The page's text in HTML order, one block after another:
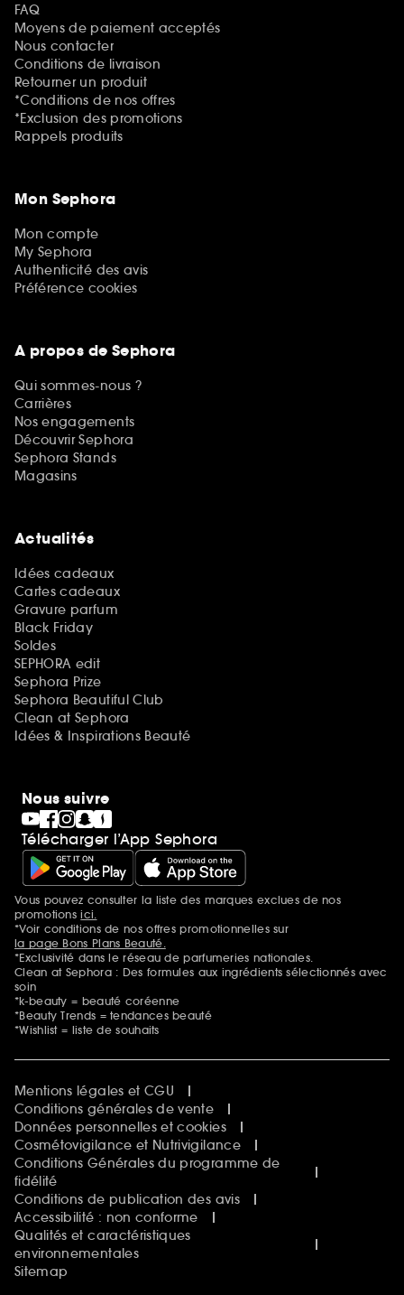
FAQ
Moyens de paiement acceptés
Nous contacter
Conditions de livraison
Retourner un produit
*Conditions de nos offres
*Exclusion des promotions
Rappels produits
Mon Sephora
Mon compte
My Sephora
Authenticité des avis
Préférence cookies
A propos de Sephora
Qui sommes-nous ?
Carrières
Nos engagements
Découvrir Sephora
Sephora Stands
Magasins
Actualités
Idées cadeaux
Cartes cadeaux
Gravure parfum
Black Friday
Soldes
SEPHORA edit
Sephora Prize
Sephora Beautiful Club
Clean at Sephora
Idées & Inspirations Beauté
Nous suivre
Télécharger l’App Sephora
Mentions additionnelles
Vous pouvez consulter la liste des marques exclues de nos
promotionsici.
*Voir conditions de nos offres promotionnelles sur
la page Bons Plans Beauté.
*Exclusivité dans le réseau de parfumeries nationales.
Clean at Sephora : Des formules aux ingrédients sélectionnés avec
soin
*k-beauty = beauté coréenne
*Beauty Trends = tendances beauté
*Wishlist = liste de souhaits
Mentions légales et CGU
Conditions générales de vente
Données personnelles et cookies
Cosmétovigilance et Nutrivigilance
Conditions Générales du programme de
fidélité
Conditions de publication des avis
Accessibilité : non conforme
Qualités et caractéristiques
environnementales
Sitemap